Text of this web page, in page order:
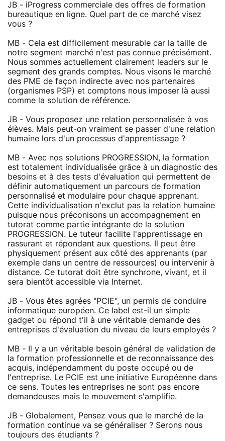
JB - iProgress commerciale des offres de formation
bureautique en ligne. Quel part de ce marché visez
vous ?
MB - Cela est difficilement mesurable car la taille de
notre segment marché n'est pas connue précisément.
Nous sommes actuellement clairement leaders sur le
segment des grands comptes. Nous visons le marché
des PME de façon indirecte avec nos partenaires
(organismes PSP) et comptons nous imposer là aussi
comme la solution de référence.
JB - Vous proposez une relation personnalisée à vos
élèves. Mais peut-on vraiment se passer d'une relation
humaine lors d'un processus d'apprentissage ?
MB - Avec nos solutions PROGRESSION, la formation
est totalement individualisée grâce à un diagnostic des
besoins et à des tests d'évaluation qui permettent de
définir automatiquement un parcours de formation
personnalisé et modulaire pour chaque apprenant.
Cette individualisation n'exclut pas la relation humaine
puisque nous préconisons un accompagnement en
tutorat comme partie intégrante de la solution
PROGRESSION. Le tuteur facilite l'apprentissage en
rassurant et répondant aux questions. Il peut être
physiquement présent aux côté des apprenants (par
exemple dans un centre de ressources) ou intervenir à
distance. Ce tutorat doit être synchrone, vivant, et il
sera bientôt accessible via Internet.
JB - Vous êtes agrées "PCIE", un permis de conduire
informatique européen. Ce label est-il un simple
gadget ou répond t'il à une véritable demande des
entreprises d'évaluation du niveau de leurs employés ?
MB - Il y a un véritable besoin général de validation de
la formation professionnelle et de reconnaissance des
acquis, indépendamment du poste occupé ou de
l'entreprise. Le PCIE est une initiative Européenne dans
ce sens. Toutes les entreprises ne sont pas encore
demandeuses mais le mouvement s'amplifie.
JB - Globalement, Pensez vous que le marché de la
formation continue va se généraliser ? Serons nous
toujours des étudiants ?